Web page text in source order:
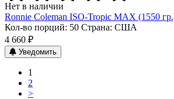
Нет в наличии
Ronnie Coleman ISO-Tropic MAX (1550
Кол-во порций: 50 Страна: США
4 660 ₽
Уведомить
1
2
>